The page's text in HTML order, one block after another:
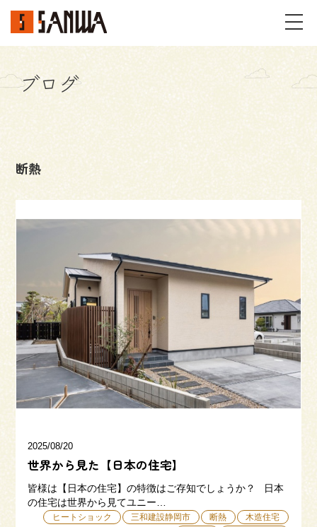
イベント・見学会
不動産情報
事例
お客様の声
私たちのこと
三和建設の強み
会社概要
採用情報
ブログ
断熱
2025/08/20
世界から見た【日本の住宅】
皆様は【日本の住宅】の特徴はご存知でしょうか？ 日本
の住宅は世界から見てユニー…
ヒートショック 三和建設静岡市 断熱
木造住宅